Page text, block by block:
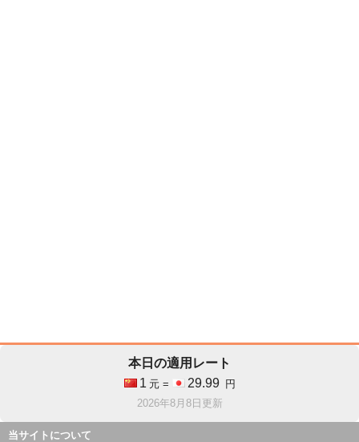
本日の適用レート
1 元 = 29.99
円
2026年8月8日更新
当サイトについて